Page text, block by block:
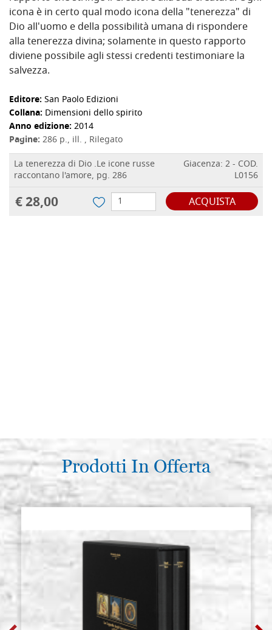
icona è in certo qual modo icona della "tenerezza" di
Dio all'uomo e della possibilità umana di rispondere
alla tenerezza divina; solamente in questo rapporto
diviene possibile agli stessi credenti testimoniare la
salvezza.
Editore: San Paolo Edizioni
Collana: Dimensioni dello spirito
Anno edizione: 2014
Pagine: 286 p., ill. , Rilegato
La tenerezza di Dio .Le icone russe
raccontano l'amore, pg. 286
Giacenza: 2 - COD.
L0156
€ 28,00 ACQUISTA
Prodotti In Offerta